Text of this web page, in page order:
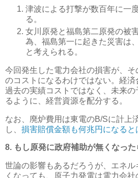
津波による打撃が数百年に一
る。
女川原発と福島第二原発の被
為、福島第一に起きた災害は
と考えられる。
今回発生した電力会社の損害が、
のコストになるわけではない。経済
過去の実績コストではなく、未来
るように、経営資源を配分する。
なお、廃炉費用は東電のB/Sに計上
し、 損害賠償金額も何兆円になると
8. もし原発に政府補助が無くなった
世論の影響もあるだろうが、エネ
くなっても、原子力発電は電力会